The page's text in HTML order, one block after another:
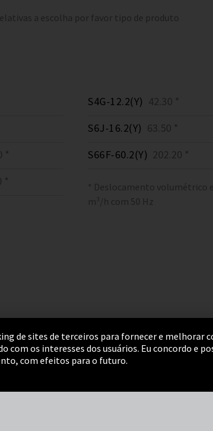
a escolha por favor tipo de produto
S4G-12.2(Y) 42.30 *
S6J-16.2(Y) 63.50 *
*
*
S66F-60.2(Y) 202.20 *
* Deslocamento volumétrico
m³/h com 50 Hz
Cookie Settings Termos e
de sites de terceiros para fornecer e melhorar
com os interesses dos usuários. Eu concordo e
com efeitos para o futuro.